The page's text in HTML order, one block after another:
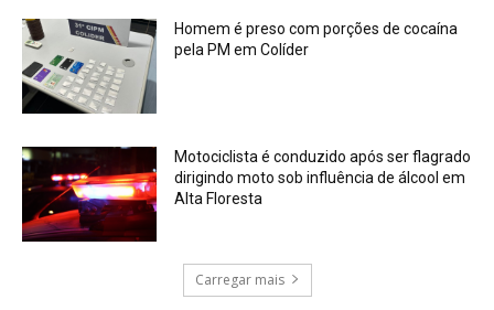
Homem é preso com porções de cocaína
pela PM em Colíder
Motociclista é conduzido após ser flagrado
dirigindo moto sob influência de álcool em
Alta Floresta
Carregar mais